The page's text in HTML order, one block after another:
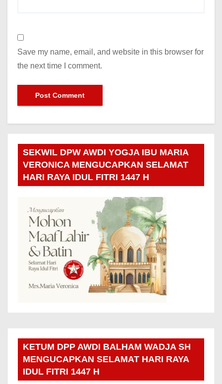
Save my name, email, and website in this browser for
the next time I comment.
SEKWIL DPW AWDI YOGJA IBU MARIA
VERONICA MENGUCAPKAN SELAMAT
HARI RAYA IDUL FITRI 1447 H
KETUM DPP AWDI BALHAM WADJA SH
MENGUCAPKAN SELAMAT HARI RAYA
IDUL FITRI 1447 H